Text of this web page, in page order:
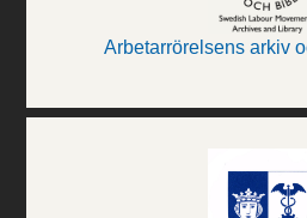
Arbetarrörelsens arkiv